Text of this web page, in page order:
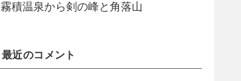
霧積温泉から剣の峰と角落山
最近のコメント